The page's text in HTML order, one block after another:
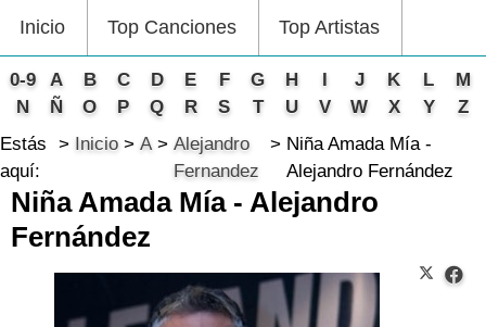
Inicio Top Canciones Top Artistas
0-9 A B C D E F G H I J K L
M
N
Ñ O P Q R S T U V W X Y
Z
Estás
aquí:
Inicio A
Alejandro
Fernandez
Niña Amada Mía -
Alejandro Fernández
Niña Amada Mía - Alejandro
Fernández